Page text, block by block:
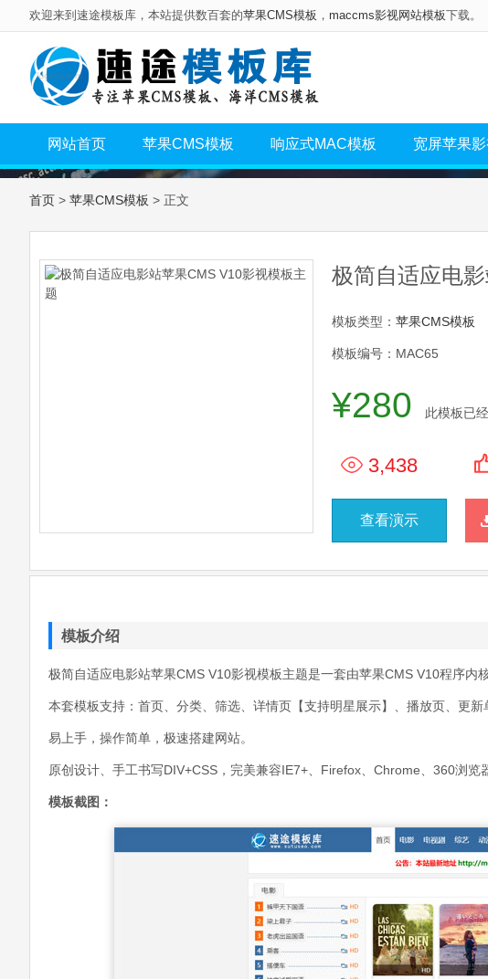
欢迎来到速途模板库，本站提供数百套的苹果CMS模板 ， maccms影视网站模板下载。
网站首页 苹果CMS模板 响应式MAC模板 宽屏苹果
首页 > 苹果CMS模板 > 正文
极简自适应电
模板类型： 苹果CMS模板
模板编号：MAC65
¥280 此模板已
3,438
查看演示
模板介绍
极简自适应电影站苹果CMS V10影视模板主题是一套由苹果CMS V10程序内
本套模板支持：首页、分类、筛选、详情页【支持明星展示】、播放页、更
易上手，操作简单，极速搭建网站。
原创设计、手工书写DIV+CSS，完美兼容IE7+、Firefox、Chrome、360浏览
模板截图：